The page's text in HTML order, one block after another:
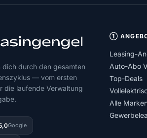
dich durch den gesamten
— vom ersten
die laufende Verwaltung
Google
①
Leasing-
Auto-Abo
Top-Deals
Alle